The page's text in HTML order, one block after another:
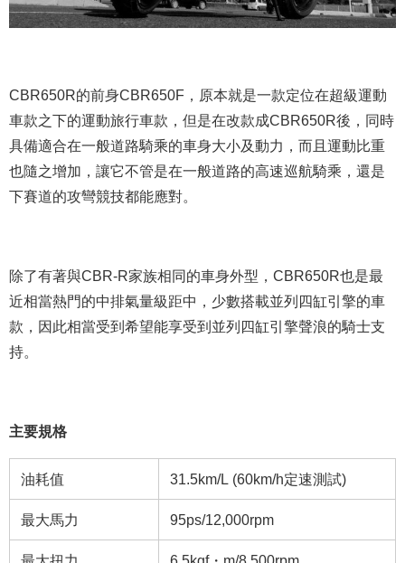
CBR650R的前身CBR650F，原本就是一款定位在超級運動
車款之下的運動旅行車款，但是在改款成CBR650R後，同時
具備適合在一般道路騎乘的車身大小及動力，而且運動比重
也隨之增加，讓它不管是在一般道路的高速巡航騎乘，還是
下賽道的攻彎競技都能應對。
除了有著與CBR-R家族相同的車身外型，CBR650R也是最
近相當熱門的中排氣量級距中，少數搭載並列四缸引擎的車
款，因此相當受到希望能享受到並列四缸引擎聲浪的騎士支
持。
主要規格
油耗值 31.5km/L (60km/h定速測試)
最大馬力 95ps/12,000rpm
最大扭力 6.5kgf・m/8,500rpm